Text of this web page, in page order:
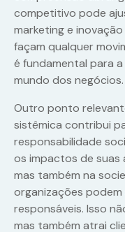
competitivo pode
marketing e
façam qualquer
é fundamental para
mundo dos negócios.
Outro ponto
sistêmica contribui
responsabilidade
os impactos de suas
mas também na
organizações
responsáveis. Isso
mas também atrai